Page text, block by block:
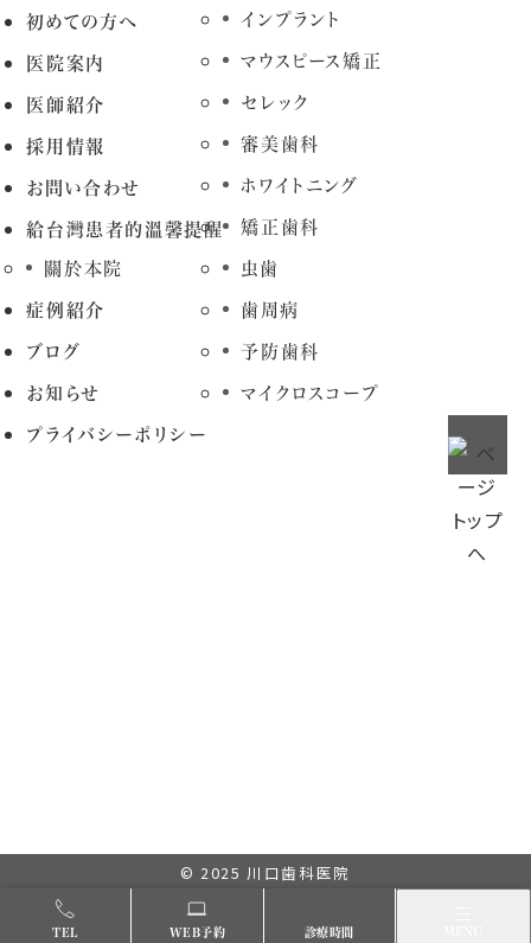
初めての方へ
医院案内
医師紹介
採用情報
お問い合わせ
給台灣患者的溫馨提醒
關於本院
症例紹介
ブログ
お知らせ
プライバシーポリシー
インプラント
マウスピース矯正
セレック
審美歯科
ホワイトニング
矯正歯科
虫歯
歯周病
予防歯科
マイクロスコープ
© 2025 川口歯科医院
TEL WEB予約 診療時間